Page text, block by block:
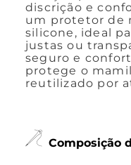
discrição e
um protetor de
silicone, ideal
justas ou
seguro e
protege o
reutilizado por
Composição